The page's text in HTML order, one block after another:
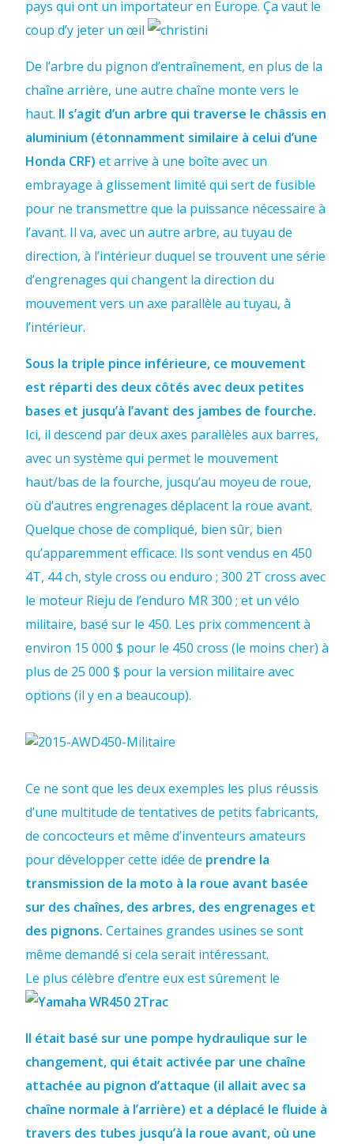
pays qui ont un importateur en Europe. Ça vaut le
coup d’y jeter un œil
De l’arbre du pignon d’entraînement, en plus de la
chaîne arrière, une autre chaîne monte vers le
haut. Il s’agit d’un arbre qui traverse le châssis en
aluminium (étonnamment similaire à celui d’une
Honda CRF) et arrive à une boîte avec un
embrayage à glissement limité qui sert de fusible
pour ne transmettre que la puissance nécessaire à
l’avant. Il va, avec un autre arbre, au tuyau de
direction, à l’intérieur duquel se trouvent une série
d’engrenages qui changent la direction du
mouvement vers un axe parallèle au tuyau, à
l’intérieur.
Sous la triple pince inférieure, ce mouvement
est réparti des deux côtés avec deux petites
bases et jusqu’à l’avant des jambes de fourche.
Ici, il descend par deux axes parallèles aux barres,
avec un système qui permet le mouvement
haut/bas de la fourche, jusqu’au moyeu de roue,
où d’autres engrenages déplacent la roue avant.
Quelque chose de compliqué, bien sûr, bien
qu’apparemment efficace. Ils sont vendus en 450
4T, 44 ch, style cross ou enduro ; 300 2T cross avec
le moteur Rieju de l’enduro MR 300 ; et un vélo
militaire, basé sur le 450. Les prix commencent à
environ 15 000 $ pour le 450 cross (le moins cher) à
plus de 25 000 $ pour la version militaire avec
options (il y en a beaucoup).
Ce ne sont que les deux exemples les plus réussis
d’une multitude de tentatives de petits fabricants,
de concocteurs et même d’inventeurs amateurs
pour développer cette idée de prendre la
transmission de la moto à la roue avant basée
sur des chaînes, des arbres, des engrenages et
des pignons. Certaines grandes usines se sont
même demandé si cela serait intéressant.
Le plus célèbre d’entre eux est sûrement le
Il était basé sur une pompe hydraulique sur le
changement, qui était activée par une chaîne
attachée au pignon d’attaque (il allait avec sa
chaîne normale à l’arrière) et a déplacé le fluide à
travers des tubes jusqu’à la roue avant, où une